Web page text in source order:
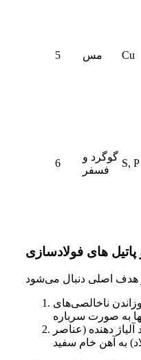
5 مس Cu
6
گوگرد و
فسفر
S, P
پاتیل های فولادسازی
ناخالصی‌های
به صورت سرباره
دهنده (عناصر
به آهن خام سفید